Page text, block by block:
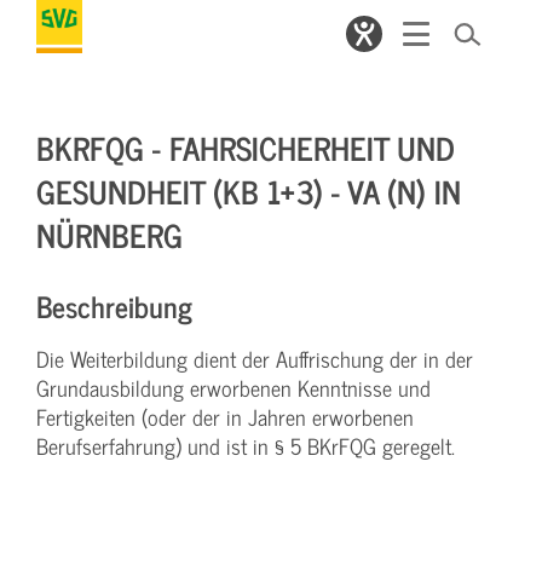
BKRFQG - FAHRSICHERHEIT UND
GESUNDHEIT (KB 1+3) - VA (N) IN
NÜRNBERG
Beschreibung
Die Weiterbildung dient der Auffrischung der in der
Grundausbildung erworbenen Kenntnisse und
Fertigkeiten (oder der in Jahren erworbenen
Berufserfahrung) und ist in § 5 BKrFQG geregelt.